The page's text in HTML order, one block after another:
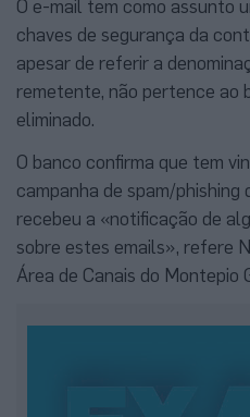
O e-mail tem como assunto
chaves de segurança da
apesar de referir a
remetente, não pertence ao
eliminado.
O banco confirma que tem
campanha de spam/phishing
recebeu a «notificação de
sobre estes emails», refere
Área de Canais do Montepio